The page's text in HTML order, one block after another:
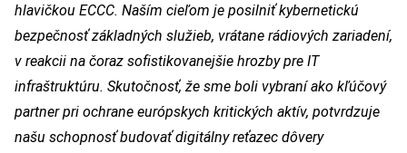
hlavičkou ECCC. Naším cieľom je posilniť kybernetickú
bezpečnosť základných služieb, vrátane rádiových zariadení,
v reakcii na čoraz sofistikovanejšie hrozby pre IT
infraštruktúru. Skutočnosť, že sme boli vybraní ako kľúčový
partner pri ochrane európskych kritických aktív, potvrdzuje
našu schopnosť budovať digitálny reťazec dôvery